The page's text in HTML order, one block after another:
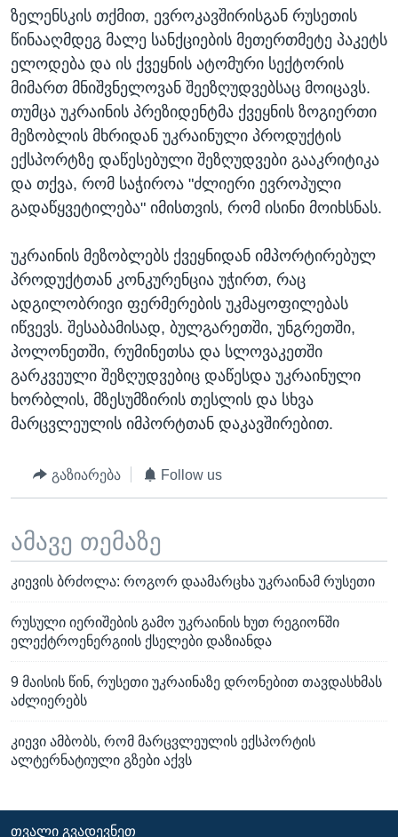
ზელენსკის თქმით, ევროკავშირისგან რუსეთის
წინააღმდეგ მალე სანქციების მეთერთმეტე პაკეტს
ელოდება და ის ქვეყნის ატომური სექტორის
მიმართ მნიშვნელოვან შეეზღუდვებსაც მოიცავს.
თუმცა უკრაინის პრეზიდენტმა ქვეყნის ზოგიერთი
მეზობლის მხრიდან უკრაინული პროდუქტის
ექსპორტზე დაწესებული შეზღუდვები გააკრიტიკა
და თქვა, რომ საჭიროა "ძლიერი ევროპული
გადაწყვეტილება" იმისთვის, რომ ისინი მოიხსნას.
უკრაინის მეზობლებს ქვეყნიდან იმპორტირებულ
პროდუქტთან კონკურენცია უჭირთ, რაც
ადგილობრივი ფერმერების უკმაყოფილებას
იწვევს. შესაბამისად, ბულგარეთში, უნგრეთში,
პოლონეთში, რუმინეთსა და სლოვაკეთში
გარკვეული შეზღუდვებიც დაწესდა უკრაინული
ხორბლის, მზესუმზირის თესლის და სხვა
მარცვლეულის იმპორტთან დაკავშირებით.
გაზიარება Follow us
ამავე თემაზე
კიევის ბრძოლა: როგორ დაამარცხა უკრაინამ რუსეთი
რუსული იერიშების გამო უკრაინის ხუთ რეგიონში
ელექტროენერგიის ქსელები დაზიანდა
9 მაისის წინ, რუსეთი უკრაინაზე დრონებით თავდასხმას
აძლიერებს
კიევი ამბობს, რომ მარცვლეულის ექსპორტის
ალტერნატიული გზები აქვს
ᲗᲕᲐᲚᲘ ᲒᲕᲐᲓᲔᲕᲜᲔᲗ